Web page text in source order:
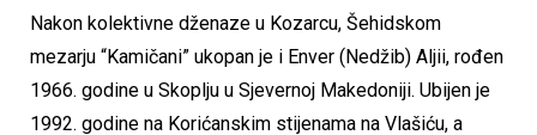
Nakon kolektivne dženaze u Kozarcu, Šehidskom
mezarju “Kamičani” ukopan je i Enver (Nedžib) Aljii, rođen
1966. godine u Skoplju u Sjevernoj Makedoniji. Ubijen je
1992. godine na Korićanskim stijenama na Vlašiću, a